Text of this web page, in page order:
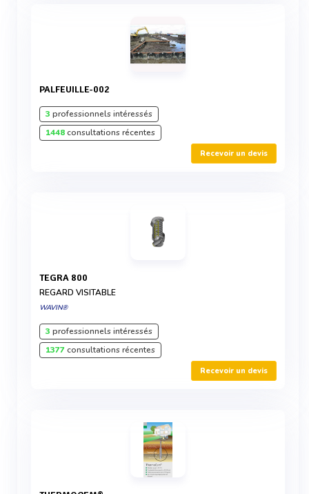
PALFEUILLE-002
3 professionnels intéressés
1448consultations récentes
Recevoir un devis
TEGRA 800
REGARD VISITABLE
WAVIN®
3 professionnels intéressés
1377consultations récentes
Recevoir un devis